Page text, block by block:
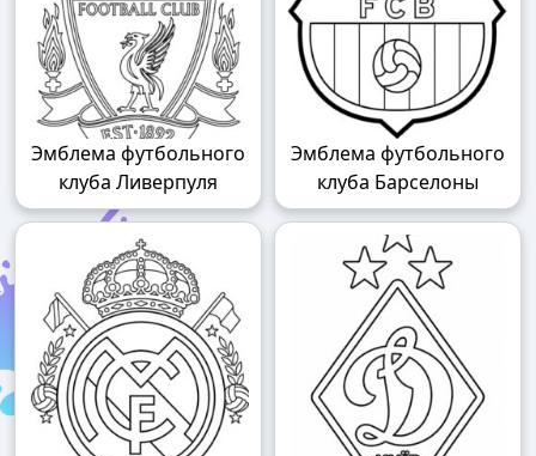
Эмблема футбольного
клуба Ливерпуля
Эмблема футбольного
клуба Барселоны